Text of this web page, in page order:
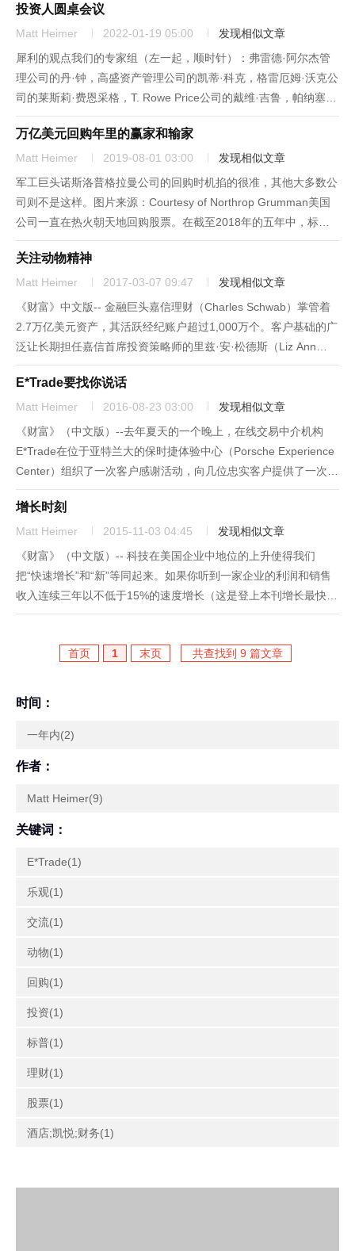
在硬件、软件和工程人才方面的巨大投资需求，而人工智能的兴起
则让这一...
投资人圆桌会议
Matt Heimer 2022-01-19 05:00
发现相似文章
犀利的观点我们的专家组（左一起，顺时针）：弗雷德·阿尔杰管
理公司的丹·钟，高盛资产管理公司的凯蒂·科克，格雷厄姆·沃克公
司的莱斯莉·费恩采格，T. Rowe Price公司的戴维·吉鲁，帕纳塞斯
投资公司的洛里·基斯。图片来源：ORIGINAL PHOTOGRAPHS:
KOCH: CHRISTOPH...
万亿美元回购年里的赢家和输家
Matt Heimer 2019-08-01 03:00
发现相似文章
军工巨头诺斯洛普格拉曼公司的回购时机掐的很准，其他大多数公
司则不是这样。图片来源：Courtesy of Northrop Grumman美国
公司一直在热火朝天地回购股票。在截至2018年的五年中，标准
普尔500指数（S&P 500）的成分股公司回购了大约2.9万亿美元的
股票，动力来自于高额利润和税...
关注动物精神
Matt Heimer 2017-03-07 09:47
发现相似文章
《财富》中文版-- 金融巨头嘉信理财（Charles Schwab）掌管着
2.7万亿美元资产，其活跃经纪账户超过1,000万个。客户基础的广
泛让长期担任嘉信首席投资策略师的里兹·安·松德斯（Liz Ann
Sonders）拥有了一个独一无二的角色：既给这些“零售”客户群体
提供建议，同时还观察他们的行...
E*Trade要找你说话
Matt Heimer 2016-08-23 03:00
发现相似文章
《财富》（中文版）--去年夏天的一个晚上，在线交易中介机构
E*Trade在位于亚特兰大的保时捷体验中心（Porsche Experience
Center）组织了一次客户感谢活动，向几位忠实客户提供了一次在
试车道上开跑车的机会。但是随着客户爬进租来的保时捷Boxster
和Cayman里，E*Trad...
增长时刻
Matt Heimer 2015-11-03 04:45
发现相似文章
《财富》（中文版）-- 科技在美国企业中地位的上升使得我们
把“快速增长”和“新”等同起来。如果你听到一家企业的利润和销售
收入连续三年以不低于15%的速度增长（这是登上本刊增长最快的
公司排行榜的门槛），你很容易以为它是凭借技术创新而崛起的，
首页 1 末页 共查找到 9 篇文章
时间：
一年内(2)
作者：
Matt Heimer(9)
关键词：
E*Trade(1)
乐观(1)
交流(1)
动物(1)
回购(1)
投资(1)
标普(1)
理财(1)
股票(1)
酒店;凯悦;财务(1)